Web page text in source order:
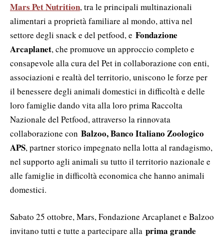
Mars Pet Nutrition, tra le principali multinazionali
alimentari a proprietà familiare al mondo, attiva nel
settore degli snack e del petfood, e Fondazione
Arcaplanet, che promuove un approccio completo e
consapevole alla cura del Pet in collaborazione con enti,
associazioni e realtà del territorio, uniscono le forze per
il benessere degli animali domestici in difficoltà e delle
loro famiglie dando vita alla loro prima Raccolta
Nazionale del Petfood, attraverso la rinnovata
collaborazione con Balzoo, Banco Italiano Zoologico
APS, partner storico impegnato nella lotta al randagismo,
nel supporto agli animali su tutto il territorio nazionale e
alle famiglie in difficoltà economica che hanno animali
domestici.
Sabato 25 ottobre, Mars, Fondazione Arcaplanet e Balzoo
invitano tutti e tutte a partecipare alla prima grande